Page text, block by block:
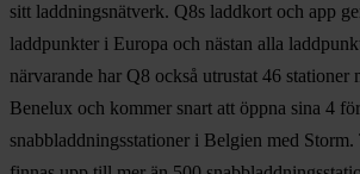
sitt laddningsnätverk. Q8s laddkort och app
laddpunkter i Europa och nästan alla
närvarande har Q8 också utrustat 46 stationer
Benelux och kommer snart att öppna sina 4
snabbladdningsstationer i Belgien med